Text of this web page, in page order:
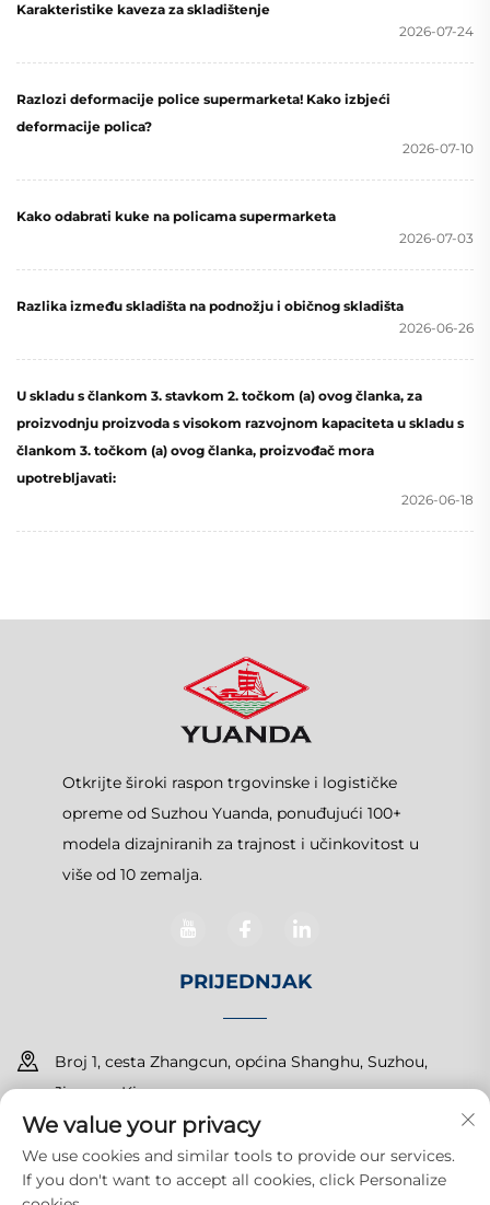
Karakteristike kaveza za skladištenje
2026-07-24
Razlozi deformacije police supermarketa! Kako izbjeći
deformacije polica?
2026-07-10
Kako odabrati kuke na policama supermarketa
2026-07-03
Razlika između skladišta na podnožju i običnog skladišta
2026-06-26
U skladu s člankom 3. stavkom 2. točkom (a) ovog članka, za
proizvodnju proizvoda s visokom razvojnom kapaciteta u skladu s
člankom 3. točkom (a) ovog članka, proizvođač mora
upotrebljavati:
2026-06-18
Otkrijte široki raspon trgovinske i logističke
opreme od Suzhou Yuanda, ponuđujući 100+
modela dizajniranih za trajnost i učinkovitost u
više od 10 zemalja.
PRIJEDNJAK
Broj 1, cesta Zhangcun, općina Shanghu, Suzhou,
Jiangsu, Kina
+86-15150179453
[email protected]
We value your privacy
We use cookies and similar tools to provide our services.
If you don't want to accept all cookies, click Personalize